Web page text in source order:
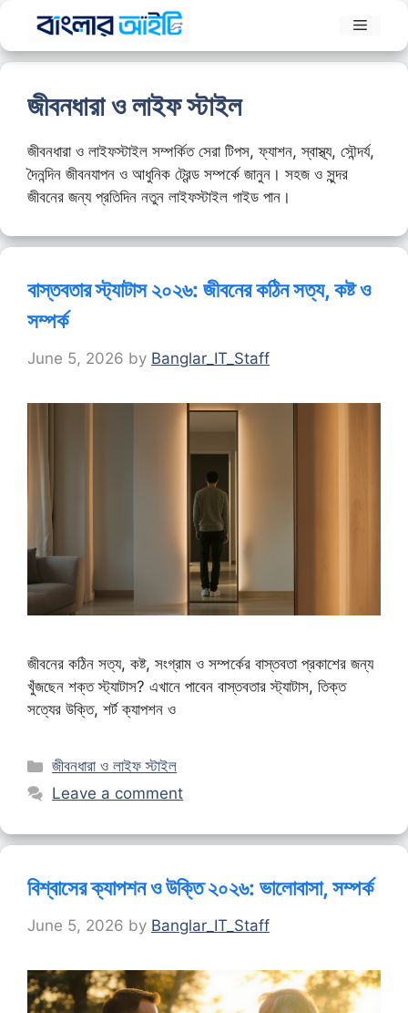
content
Menu
জীবনধারা ও লাইফ স্টাইল
জীবনধারা ও লাইফস্টাইল সম্পর্কিত সেরা টিপস, ফ্যাশন, স্বাস্থ্য, সৌন্দর্য,
দৈনন্দিন জীবনযাপন ও আধুনিক ট্রেন্ড সম্পর্কে জানুন। সহজ ও সুন্দর
জীবনের জন্য প্রতিদিন নতুন লাইফস্টাইল গাইড পান।
বাস্তবতার স্ট্যাটাস ২০২৬: জীবনের কঠিন সত্য, কষ্ট ও
সম্পর্ক
June 5, 2026 by Banglar_IT_Staff
জীবনের কঠিন সত্য, কষ্ট, সংগ্রাম ও সম্পর্কের বাস্তবতা প্রকাশের জন্য
খুঁজছেন শক্ত স্ট্যাটাস? এখানে পাবেন বাস্তবতার স্ট্যাটাস, তিক্ত
সত্যের উক্তি, শর্ট ক্যাপশন ও
Categories
জীবনধারা ও লাইফ স্টাইল
Leave a comment
বিশ্বাসের ক্যাপশন ও উক্তি ২০২৬: ভালোবাসা, সম্পর্ক
June 5, 2026 by Banglar_IT_Staff